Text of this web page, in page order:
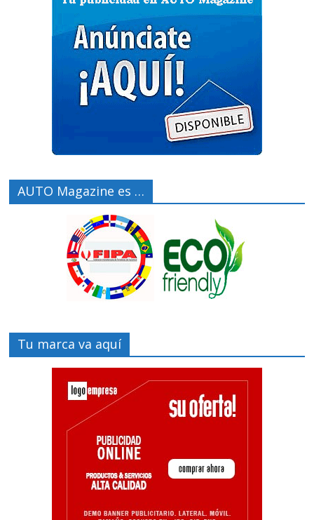
AUTO Magazine es …
Tu marca va aquí